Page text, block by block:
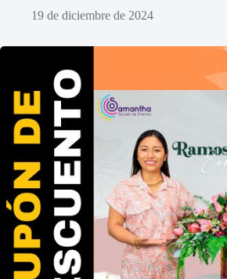
19 de diciembre de 2024